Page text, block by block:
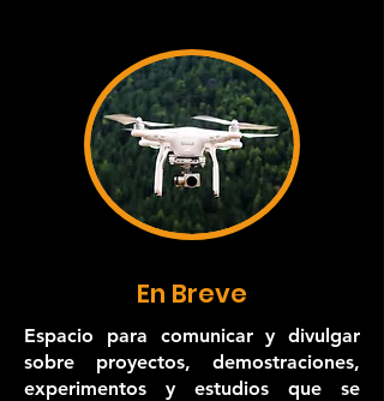
En Breve
Espacio para comunicar y divulgar
sobre proyectos, demostraciones,
experimentos y estudios que se